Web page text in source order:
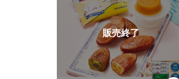
販売終了